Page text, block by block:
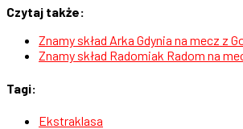
Czytaj także:
Znamy skład Arka Gdynia na mecz z
Znamy skład Radomiak Radom na
Tagi:
Ekstraklasa